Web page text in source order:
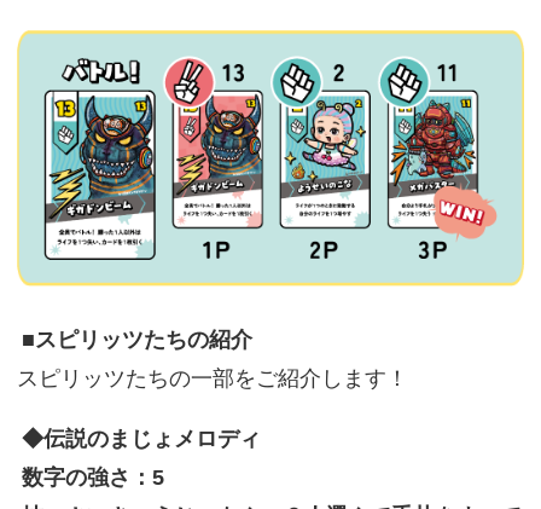
■スピリッツたちの紹介
スピリッツたちの一部をご紹介します！
◆伝説のまじょメロディ
数字の強さ：5